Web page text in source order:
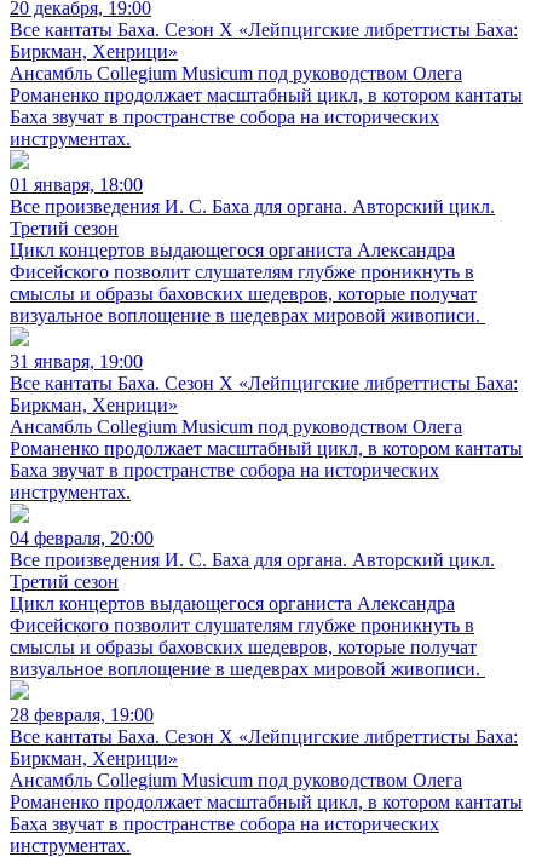
20 декабря, 19:00
Все кантаты Баха. Сезон X «Лейпцигские либреттисты Баха:
Биркман, Хенрици»
Ансамбль Collegium Musicum под руководством Олега
Романенко продолжает масштабный цикл, в котором кантаты
Баха звучат в пространстве собора на исторических
инструментах.
01 января, 18:00
Все произведения И. С. Баха для органа. Авторский цикл.
Третий сезон
Цикл концертов выдающегося органиста Александра
Фисейского позволит слушателям глубже проникнуть в
смыслы и образы баховских шедевров, которые получат
визуальное воплощение в шедеврах мировой живописи.
31 января, 19:00
Все кантаты Баха. Сезон X «Лейпцигские либреттисты Баха:
Биркман, Хенрици»
Ансамбль Collegium Musicum под руководством Олега
Романенко продолжает масштабный цикл, в котором кантаты
Баха звучат в пространстве собора на исторических
инструментах.
04 февраля, 20:00
Все произведения И. С. Баха для органа. Авторский цикл.
Третий сезон
Цикл концертов выдающегося органиста Александра
Фисейского позволит слушателям глубже проникнуть в
смыслы и образы баховских шедевров, которые получат
визуальное воплощение в шедеврах мировой живописи.
28 февраля, 19:00
Все кантаты Баха. Сезон X «Лейпцигские либреттисты Баха:
Биркман, Хенрици»
Ансамбль Collegium Musicum под руководством Олега
Романенко продолжает масштабный цикл, в котором кантаты
Баха звучат в пространстве собора на исторических
инструментах.